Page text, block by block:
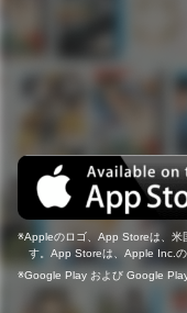
Appleのロゴ、App Storeは、米
す。App Storeは、Apple Inc.の
Google Play および Google